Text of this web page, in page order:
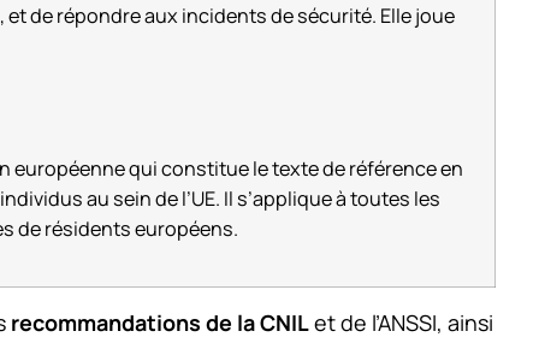
de répondre aux incidents de sécurité. Elle joue
européenne qui constitue le texte de référence en
au sein de l’UE. Il s’applique à toutes les
de résidents européens.
recommandations de la CNILet de l’ANSSI, ainsi